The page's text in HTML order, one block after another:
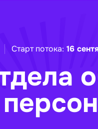
Старт потока: 16